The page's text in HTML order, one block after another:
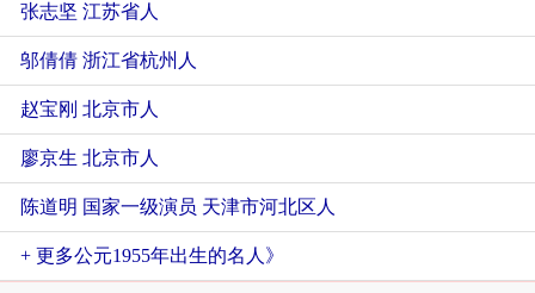
张志坚 江苏省人
邬倩倩 浙江省杭州人
赵宝刚 北京市人
廖京生 北京市人
陈道明 国家一级演员 天津市河北区人
+ 更多公元1955年出生的名人》